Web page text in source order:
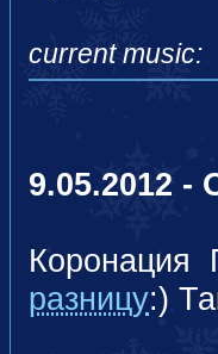
current music:
9.05.2012 -
разницу:)